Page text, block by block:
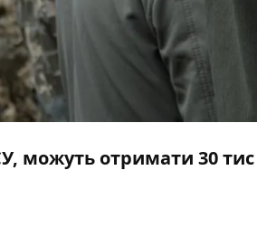
можуть отримати 30 тис